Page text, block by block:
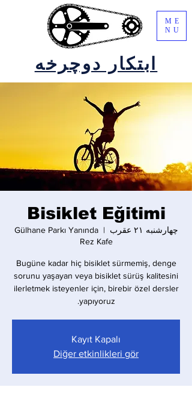
ابتکار دوچرخه
ME
NU
Bisiklet Eğitimi
چهارشنبه ۲۱ عقرب
  |
Gülhane Parkı Yanında
Rez Kafe
Bugüne kadar hiç bisiklet sürmemiş, denge
sorunu yaşayan veya bisiklet sürüş kalitesini
ilerletmek isteyenler için, birebir özel dersler
yapıyoruz.
Kayıt Kapalı
Diğer etkinlikleri gör